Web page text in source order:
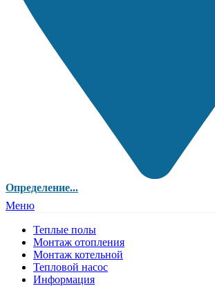
Определение...
Меню
Теплые полы
Монтаж отопления
Монтаж котельной
Тепловой насос
Информация